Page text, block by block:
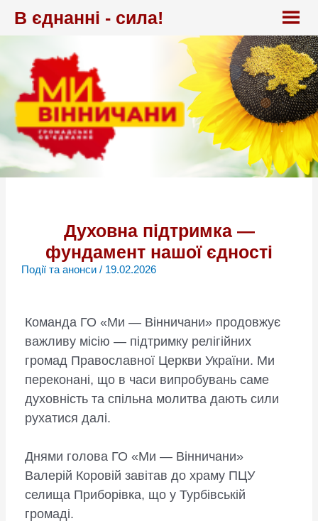
В єднанні - сила!
Духовна підтримка —
фундамент нашої єдності
Події та анонси/ 19.02.2026
Команда ГО «Ми — Вінничани» продовжує
важливу місію — підтримку релігійних
громад Православної Церкви України. Ми
переконані, що в часи випробувань саме
духовність та спільна молитва дають сили
рухатися далі.
​Днями голова ГО «Ми — Вінничани»
Валерій Коровій завітав до храму ПЦУ
селища Приборівка, що у Турбівській
громаді.